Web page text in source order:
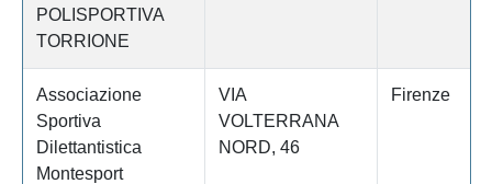
POLISPORTIVA
TORRIONE
Associazione
Sportiva
Dilettantistica
Montesport
VIA
VOLTERRANA
NORD, 46
Firenze